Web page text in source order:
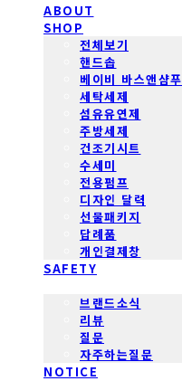
ABOUT
SHOP
전체보기
핸드솝
베이비 바스앤샴푸
세탁세제
섬유유연제
주방세제
건조기시트
수세미
전용펌프
디자인 달력
선물패키지
답례품
개인결제창
SAFETY
브랜드소식
리뷰
질문
자주하는질문
NOTICE